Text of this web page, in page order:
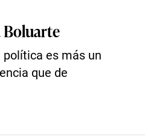
Boluarte
política es más un
que de